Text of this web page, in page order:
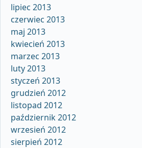
lipiec 2013
czerwiec 2013
maj 2013
kwiecień 2013
marzec 2013
luty 2013
styczeń 2013
grudzień 2012
listopad 2012
październik 2012
wrzesień 2012
sierpień 2012